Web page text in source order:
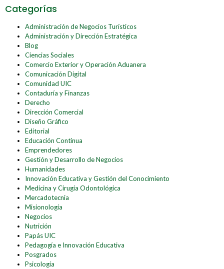
Categorías
Administración de Negocios Turísticos
Administración y Dirección Estratégica
Blog
Ciencias Sociales
Comercio Exterior y Operación Aduanera
Comunicación Digital
Comunidad UIC
Contaduría y Finanzas
Derecho
Dirección Comercial
Diseño Gráfico
Editorial
Educación Continua
Emprendedores
Gestión y Desarrollo de Negocios
Humanidades
Innovación Educativa y Gestión del Conocimiento
Medicina y Cirugía Odontológica
Mercadotecnia
Misionología
Negocios
Nutrición
Papás UIC
Pedagogía e Innovación Educativa
Posgrados
Psicología